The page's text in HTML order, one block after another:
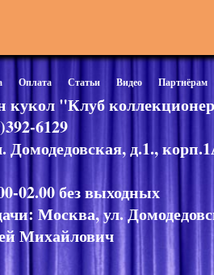
Оплата Статьи Видео Партнёрам
кукол "Клуб
6129
Домодедовская, д.1.,
02.00 без выходных
Москва, ул.
Михайлович